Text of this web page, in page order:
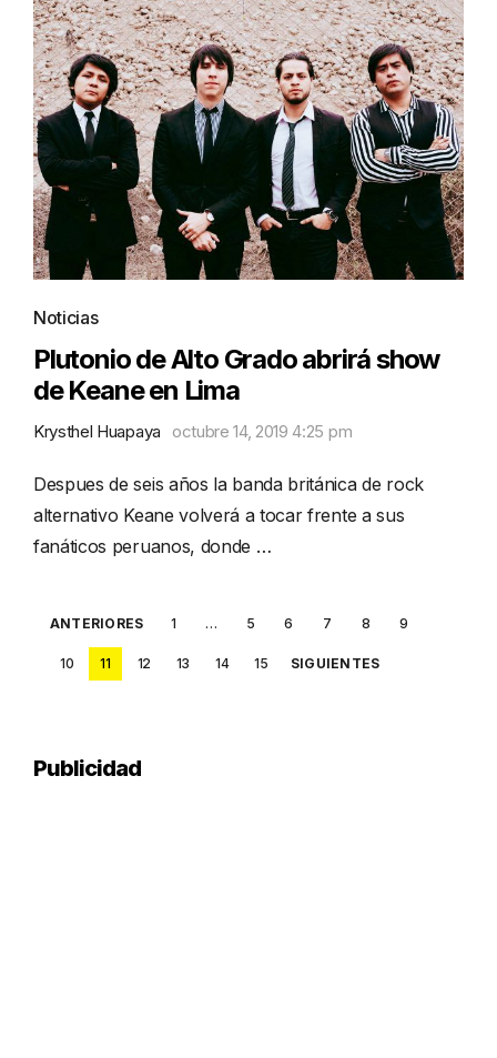
Noticias
Plutonio de Alto Grado abrirá show
de Keane en Lima
Krysthel Huapaya octubre 14, 2019 4:25 pm
Despues de seis años la banda británica de rock
alternativo Keane volverá a tocar frente a sus
fanáticos peruanos, donde …
Posts
pagination
ANTERIORES 1 … 5 6 7 8 9
10 11 12 13 14 15 SIGUIENTES
Publicidad